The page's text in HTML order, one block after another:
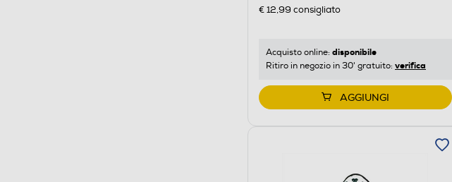
€ 12,99 consigliato
Acquisto online: disponibile
Ritiro in negozio in 30' gratuito: verifica
AGGIUNGI